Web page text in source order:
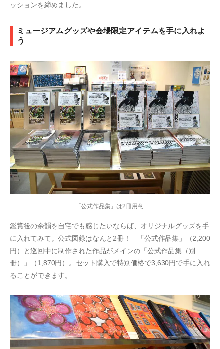
ッションを締めました。
ミュージアムグッズや会場限定アイテムを手に入れよ
う
「公式作品集」は2冊用意
鑑賞後の余韻を自宅でも感じたいならば、オリジナルグッズを手
に入れてみて。公式図録はなんと2冊！ 「公式作品集」（2,200
円）と巡回中に制作された作品がメインの「公式作品集（別
冊）」（1,870円）。セット購入で特別価格で3,630円で手に入れ
ることができます。